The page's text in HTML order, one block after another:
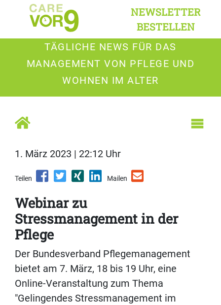
NEWSLETTER
BESTELLEN
TÄGLICHE NEWS FÜR DAS
MANAGEMENT VON PFLEGE UND
WOHNEN IM ALTER
1. März 2023 | 22:12 Uhr
Teilen Mailen
Webinar zu
Stressmanagement in der
Pflege
Der Bundesverband Pflegemanagement
bietet am 7. März, 18 bis 19 Uhr, eine
Online-Veranstaltung zum Thema
"Gelingendes Stressmanagement im